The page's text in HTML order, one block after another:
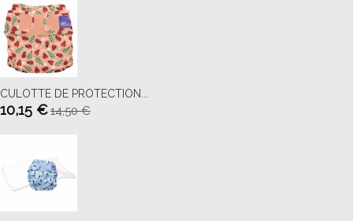
CULOTTE DE PROTECTION...
10,15 €14,50 €